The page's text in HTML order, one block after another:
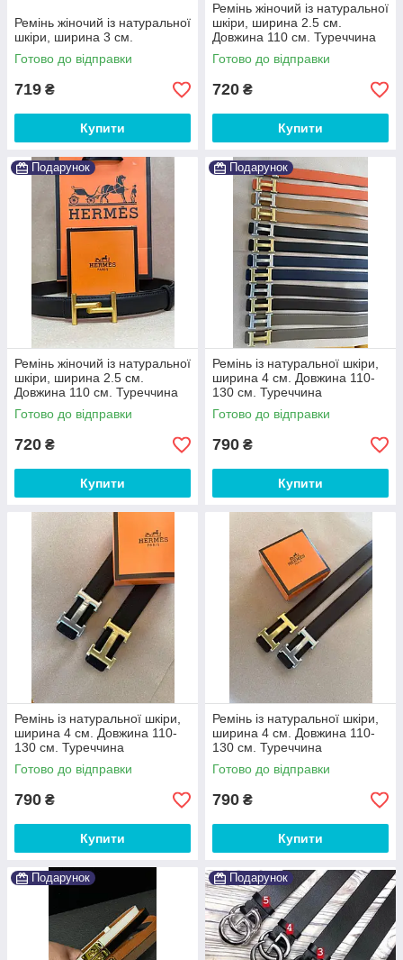
Ремінь жіночий із натуральної
шкіри, ширина 3 см.
Готово до відправки
719 ₴
Купити
Ремінь жіночий із натуральної
шкіри, ширина 2.5 см.
Довжина 110 см. Туреччина
Готово до відправки
720 ₴
Купити
Подарунок
Ремінь жіночий із натуральної
шкіри, ширина 2.5 см.
Довжина 110 см. Туреччина
Готово до відправки
720 ₴
Купити
Подарунок
Ремінь із натуральної шкіри,
ширина 4 см. Довжина 110-
130 см. Туреччина
Готово до відправки
790 ₴
Купити
Ремінь із натуральної шкіри,
ширина 4 см. Довжина 110-
130 см. Туреччина
Готово до відправки
790 ₴
Купити
Ремінь із натуральної шкіри,
ширина 4 см. Довжина 110-
130 см. Туреччина
Готово до відправки
790 ₴
Купити
Подарунок Подарунок